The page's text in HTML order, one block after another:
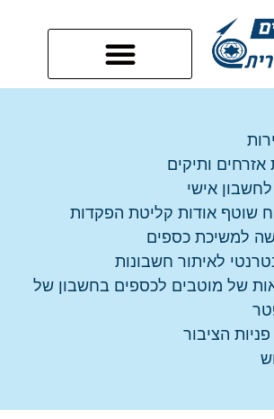
אזרחים ותיקים
אישי
שוטף אודות קליטת הפקדות
למשיכת כספים
לאיתור חשבונות
של מוטבים לכספים בחשבון של
הציבור